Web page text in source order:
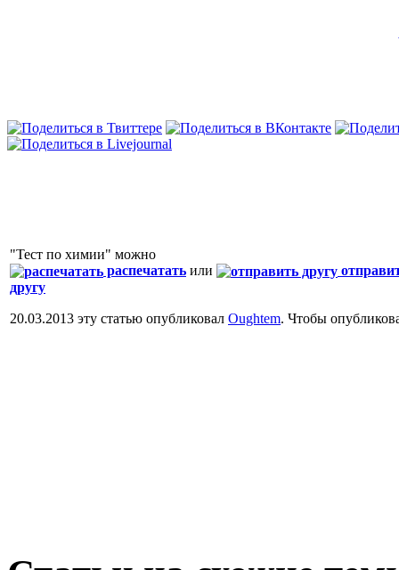
"Тест по химии" можно
распечатать или
другу
20.03.2013 эту статью опубликовал Oughtem. Чтобы